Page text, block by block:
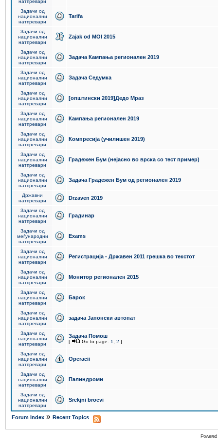
натпревари
Задачи од
национални
натпревари
Tarifa
Задачи од
национални
натпревари
Zajak od MOI 2015
Задачи од
национални
натпревари
Задача Кампања регионален 2019
Задачи од
национални
натпревари
Задача Седумка
Задачи од
национални
натпревари
[општински 2019]Дедо Мраз
Задачи од
национални
натпревари
Кампања регионален 2019
Задачи од
национални
натпревари
Компресија (училишен 2019)
Задачи од
национални
натпревари
Градежен Бум (нејасно во врска со тест пример)
Задачи од
национални
натпревари
Задача Градежен Бум од регионален 2019
Државни
натпревари
Drzaven 2019
Задачи од
национални
натпревари
Градинар
Задачи од
меѓународни
натпревари
Exams
Задачи од
национални
натпревари
Регистрација - Државен 2011 грешка во текстот
Задачи од
национални
натпревари
Монитор регионален 2015
Задачи од
национални
натпревари
Барок
Задачи од
национални
натпревари
задача Јапонски автопат
Задачи од
национални
натпревари
Задача Помош
[ Go to page: 1 2 ]
Задачи од
национални
натпревари
Operacii
Задачи од
национални
натпревари
Палиндроми
Задачи од
национални
натпревари
Srekjni broevi
Forum Index » Recent Topics